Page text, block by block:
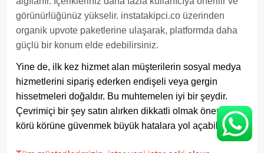
görünürlüğünüz yükselir. instatakipci.co üzerinden
organik upvote paketlerine ulaşarak, platformda daha
güçlü bir konum elde edebilirsiniz.
Yine de, ilk kez hizmet alan müşterilerin sosyal medya
hizmetlerini sipariş ederken endişeli veya gergin
hissetmeleri doğaldır. Bu muhtemelen iyi bir şeydir.
Çevrimiçi bir şey satın alırken dikkatli olmak önemlidir;
körü körüne güvenmek büyük hatalara yol açabilir.